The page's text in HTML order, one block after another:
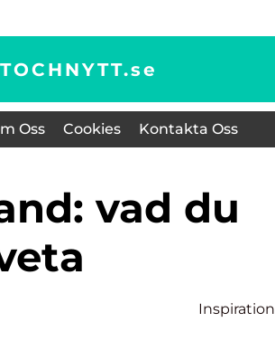
se
Oss Cookies Kontakta Oss
Inspiration